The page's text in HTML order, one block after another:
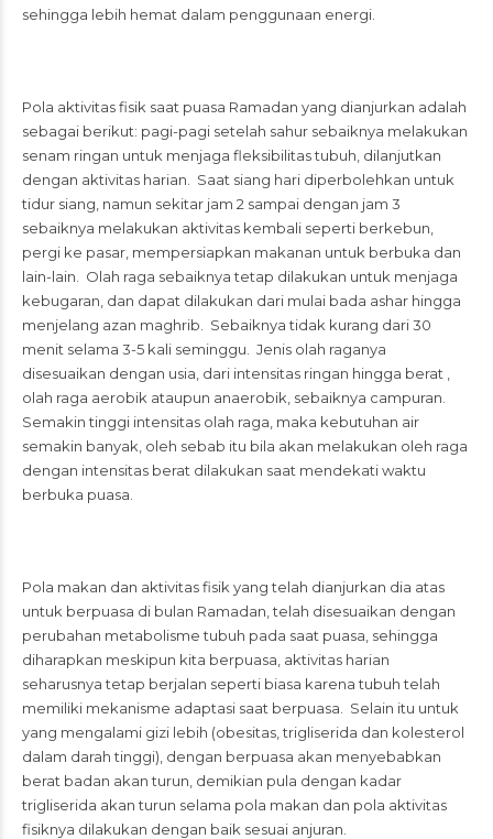
sehingga lebih hemat dalam penggunaan energi.
Pola aktivitas fisik saat puasa Ramadan yang dianjurkan adalah
sebagai berikut: pagi-pagi setelah sahur sebaiknya melakukan
senam ringan untuk menjaga fleksibilitas tubuh, dilanjutkan
dengan aktivitas harian. Saat siang hari diperbolehkan untuk
tidur siang, namun sekitar jam 2 sampai dengan jam 3
sebaiknya melakukan aktivitas kembali seperti berkebun,
pergi ke pasar, mempersiapkan makanan untuk berbuka dan
lain-lain. Olah raga sebaiknya tetap dilakukan untuk menjaga
kebugaran, dan dapat dilakukan dari mulai bada ashar hingga
menjelang azan maghrib. Sebaiknya tidak kurang dari 30
menit selama 3-5 kali seminggu. Jenis olah raganya
disesuaikan dengan usia, dari intensitas ringan hingga berat ,
olah raga aerobik ataupun anaerobik, sebaiknya campuran.
Semakin tinggi intensitas olah raga, maka kebutuhan air
semakin banyak, oleh sebab itu bila akan melakukan oleh raga
dengan intensitas berat dilakukan saat mendekati waktu
berbuka puasa.
Pola makan dan aktivitas fisik yang telah dianjurkan dia atas
untuk berpuasa di bulan Ramadan, telah disesuaikan dengan
perubahan metabolisme tubuh pada saat puasa, sehingga
diharapkan meskipun kita berpuasa, aktivitas harian
seharusnya tetap berjalan seperti biasa karena tubuh telah
memiliki mekanisme adaptasi saat berpuasa. Selain itu untuk
yang mengalami gizi lebih (obesitas, trigliserida dan kolesterol
dalam darah tinggi), dengan berpuasa akan menyebabkan
berat badan akan turun, demikian pula dengan kadar
trigliserida akan turun selama pola makan dan pola aktivitas
fisiknya dilakukan dengan baik sesuai anjuran.